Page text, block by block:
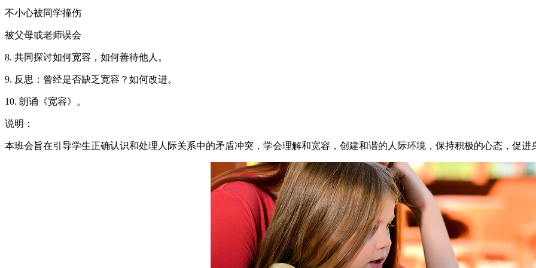
不小心被同学撞伤
被父母或老师误会
8. 共同探讨如何宽容，如何善待他人。
9. 反思：曾经是否缺乏宽容？如何改进。
10. 朗诵《宽容》。
说明：
本班会旨在引导学生正确认识和处理人际关系中的矛盾冲突，学会理解和宽容，创建和谐的人际环境，保持积极的心态，促进